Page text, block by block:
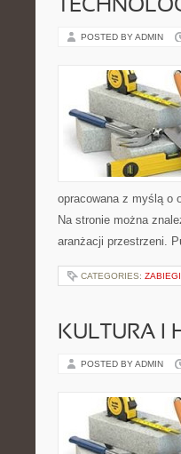
POSTED BY ADMIN
opracowana z myślą o
Na stronie można
aranżacji przestrzeni.
CATEGORIES:
KULTURA I
POSTED BY ADMIN